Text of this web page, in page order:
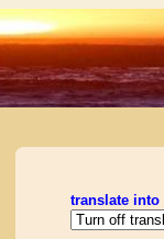
translate into